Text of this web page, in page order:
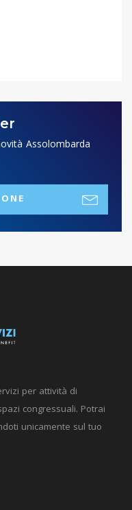
Assolombarda
per attività di
congressuali. Potrai
unicamente sul tuo